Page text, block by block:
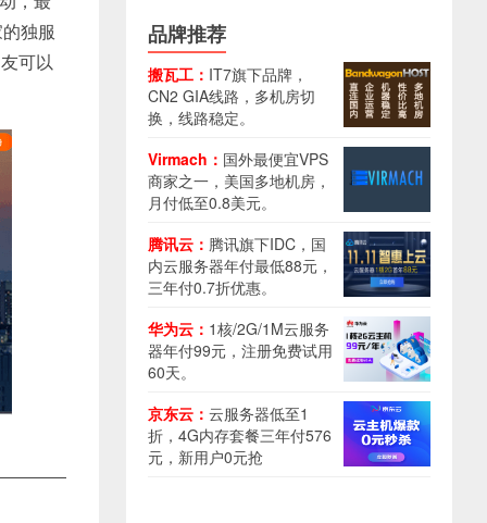
独服
可以
品牌推荐
搬瓦工： IT7旗下品牌，
CN2 GIA线路，多机房切
换，线路稳定。
Virmach： 国外最便宜VPS
商家之一，美国多地机房，
月付低至0.8美元。
腾讯云： 腾讯旗下IDC，国
内云服务器年付最低88元，
三年付0.7折优惠。
华为云： 1核/2G/1M云服务
器年付99元，注册免费试用
60天。
京东云： 云服务器低至1
折，4G内存套餐三年付576
元，新用户0元抢